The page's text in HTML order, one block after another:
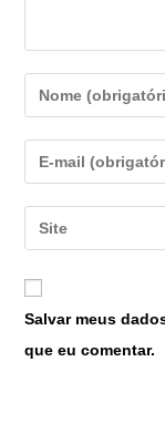
Salvar meus
que eu comentar.